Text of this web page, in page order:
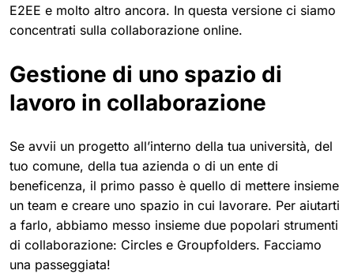
E2EE e molto altro ancora. In questa versione ci siamo
concentrati sulla collaborazione online.
Gestione di uno spazio di
lavoro in collaborazione
Se avvii un progetto all’interno della tua università, del
tuo comune, della tua azienda o di un ente di
beneficenza, il primo passo è quello di mettere insieme
un team e creare uno spazio in cui lavorare. Per aiutarti
a farlo, abbiamo messo insieme due popolari strumenti
di collaborazione: Circles e Groupfolders. Facciamo
una passeggiata!